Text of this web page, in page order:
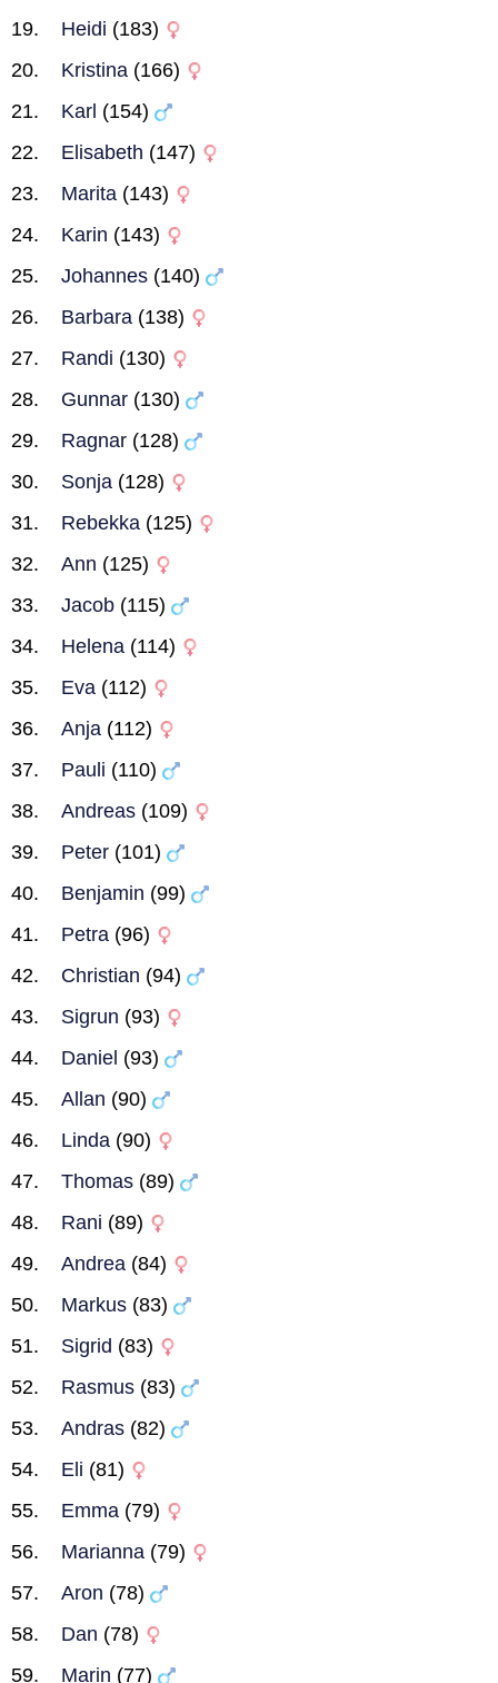
Heidi (183)
Kristina (166)
Karl (154)
Elisabeth (147)
Marita (143)
Karin (143)
Johannes (140)
Barbara (138)
Randi (130)
Gunnar (130)
Ragnar (128)
Sonja (128)
Rebekka (125)
Ann (125)
Jacob (115)
Helena (114)
Eva (112)
Anja (112)
Pauli (110)
Andreas (109)
Peter (101)
Benjamin (99)
Petra (96)
Christian (94)
Sigrun (93)
Daniel (93)
Allan (90)
Linda (90)
Thomas (89)
Rani (89)
Andrea (84)
Markus (83)
Sigrid (83)
Rasmus (83)
Andras (82)
Eli (81)
Emma (79)
Marianna (79)
Aron (78)
Dan (78)
Marin (77)